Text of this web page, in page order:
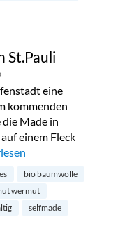
St.Pauli
eine
kommenden
Made in
einem Fleck
in Hamburg-Messe in
bio baumwolle
wermut
selfmade